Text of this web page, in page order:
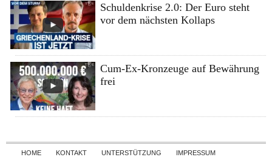
Schuldenkrise 2.0: Der Euro steht
vor dem nächsten Kollaps
Cum-Ex-Kronzeuge auf Bewährung
frei
Skip to content
HOME KONTAKT UNTERSTÜTZUNG
IMPRESSUM